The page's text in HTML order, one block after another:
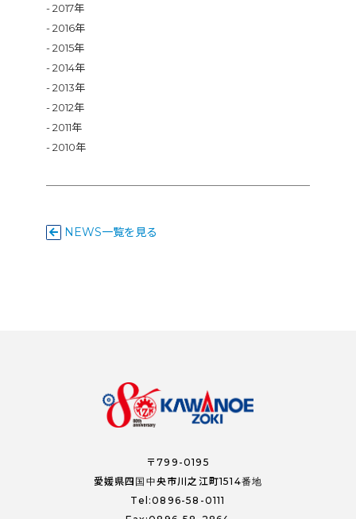
2017年
2016年
2015年
2014年
2013年
2012年
2011年
2010年
NEWS一覧を見る
〒799-0195
愛媛県四国中央市川之江町1514番地
Tel:0896-58-0111